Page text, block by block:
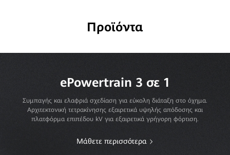
Προϊόντα
ePowertrain 3 σε 1
Συμπαγής και ελαφριά σχεδίαση για εύκολη διάταξη στο όχημα.
Αρχιτεκτονική τετρακίνησης εξαιρετικά υψηλής απόδοσης και
πλατφόρμα επιπέδου kV για εξαιρετικά γρήγορη φόρτιση.
Μάθετε περισσότερα